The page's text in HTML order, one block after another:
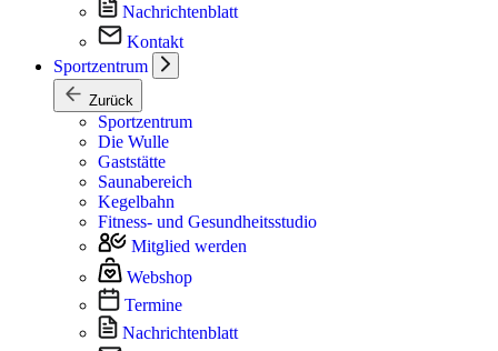
Nachrichtenblatt
Kontakt
Sportzentrum
Zurück
Sportzentrum
Die Wulle
Gaststätte
Saunabereich
Kegelbahn
Fitness- und Gesundheitsstudio
Mitglied werden
Webshop
Termine
Nachrichtenblatt